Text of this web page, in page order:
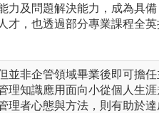
力及問題解決能力，成為具備
才，也透過部分專業課程全
並非企管領域畢業後即可擔
理知識應用面向小從個人生
理者心態與方法，則有助於達